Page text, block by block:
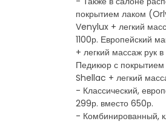
покрытием лаком
Venylux + легкий
1100р. Европейский
+ легкий массаж рук
Педикюр с
Shellac + легкий
- Классический,
299р. вместо 650р.
- Комбинированный,